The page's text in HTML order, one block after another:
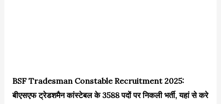
BSF Tradesman Constable Recruitment 2025:
बीएसएफ ट्रेडशमैन कांस्टेबल के 3588 पदों पर निकली भर्ती, यहां से करे